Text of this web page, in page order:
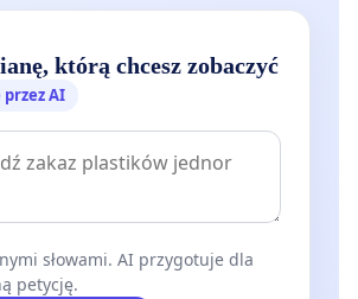
którą chcesz zobaczyć
AI
słowami. AI przygotuje dla
petycję.